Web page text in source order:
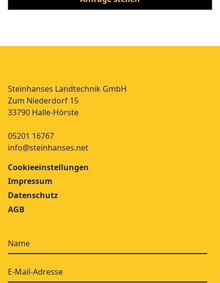
Steinhanses Landtechnik GmbH
Zum Niederdorf 15
33790 Halle-Hörste
05201 16767
info@steinhanses.net
Cookieeinstellungen
Impressum
Datenschutz
AGB